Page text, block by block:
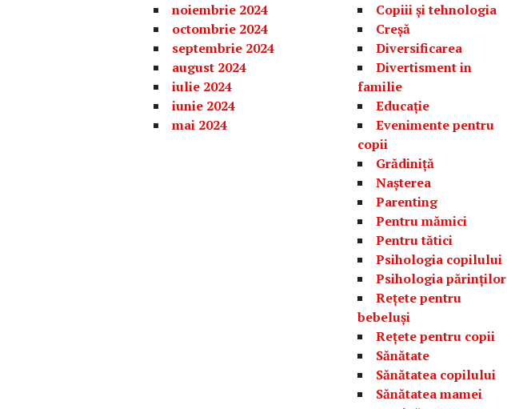
noiembrie 2024
octombrie 2024
septembrie 2024
august 2024
iulie 2024
iunie 2024
mai 2024
Copiii și tehnologia
Creșă
Diversificarea
Divertisment in
familie
Educație
Evenimente pentru
copii
Grădiniță
Nașterea
Parenting
Pentru mămici
Pentru tătici
Psihologia copilului
Psihologia părinților
Rețete pentru
bebeluși
Rețete pentru copii
Sănătate
Sănătatea copilului
Sănătatea mamei